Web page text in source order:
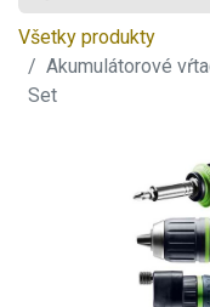
Všetky produkty
Akumulátorové
Set